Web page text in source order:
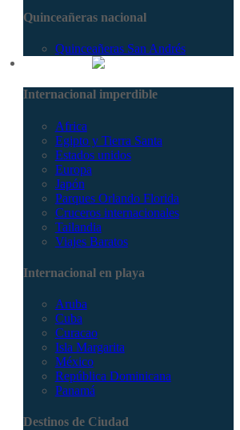
Quinceañeras nacional
Quinceañeras San Andrés
Internacional imperdible
Africa
Egipto y Tierra Santa
Estados unidos
Europa
Japón
Parques Orlando Florida
Cruceros internacionales
Tailandia
Viajes Baratos
Internacional en playa
Aruba
Cuba
Curacao
Isla Margarita
México
República Dominicana
Panamá
Destinos de Ciudad